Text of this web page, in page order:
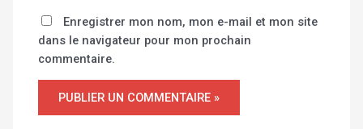
Enregistrer mon nom, mon e-mail et mon site
dans le navigateur pour mon prochain
commentaire.